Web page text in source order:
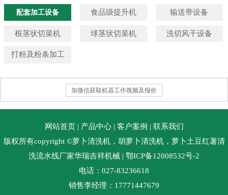
配套加工设备 食品级提升机 输送带设备
根茎状切菜机 球茎状切菜机 洗切风干设备
打粉及粉条加工
加微信获取机器工作视频及报价
网站首页| 产品中心| 客户案例 | 联系我们
版权所有copyright ©萝卜清洗机，胡萝卜清洗机，萝卜土豆红薯清
洗流水线厂家华瑞吉祥机械 | 鄂ICP备12008532号-2
电话：027-83236618
销售李经理：17771447679